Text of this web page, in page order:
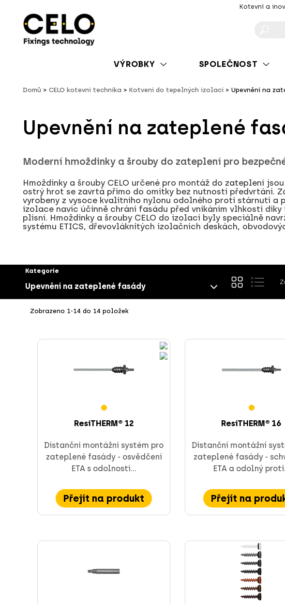
Kotevní a
VÝROBKY SPOLEČNOST
Domů CELO kotevní technika Kotvení do tepelných izolací Upevnění na
Upevnění na zateplené
Moderní hmoždinky a šrouby do zateplení pro
Hmoždinky a šrouby CELO určené pro montáž do zateplení
ostrý hrot se zavrtá přímo do omítky bez nutnosti předvrtání.
vyrobeny z vysoce kvalitního nylonu odolného proti stárnutí a
izolace navíc účinně chrání fasádu před vnikáním vlhkosti
plísní. Hmoždinky a šrouby CELO do izolací byly speciálně
systému ETICS, dřevovláknitých izolačních deskách,
Kategorie
Upevnění na zateplené fasády
Montážní a nosné prvky
Rychlé lankové zavěšení
Zobrazeno 1-14 do 14 položek
ResiTHERM® 12
Distanční montážní systém pro
zateplené fasády - osvědčení
ETA s odolností...
Přejít na produkt
ResiTHERM® 16
Distanční montážní
zateplené fasády -
ETA a odolný
Přejít na